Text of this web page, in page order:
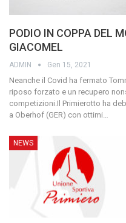
PODIO IN COPPA DEL
GIACOMEL
ADMIN Gen 15, 2021
Neanche il Covid ha fermato
riposo forzato e un recupero
competizioni.Il Primierotto ha
a Oberhof (GER) con ottimi…
NEWS